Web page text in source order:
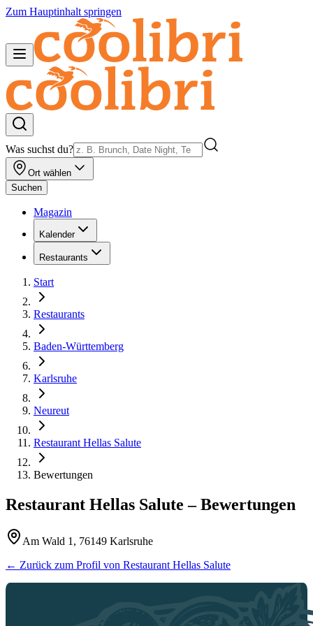
Zum Hauptinhalt springen
Was suchst du?
Ort wählen
Suchen
Magazin
Kalender
Restaurants
Start
Restaurants
Baden-Württemberg
Karlsruhe
Neureut
Restaurant Hellas Salute
Bewertungen
Restaurant Hellas Salute – Bewertungen
Am Wald 1, 76149 Karlsruhe
← Zurück zum Profil von Restaurant Hellas Salute